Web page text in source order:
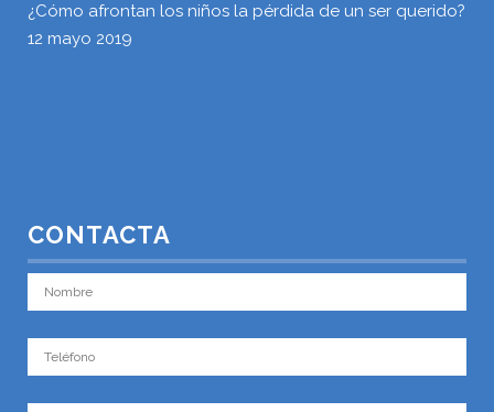
¿Cómo afrontan los niños la pérdida de un ser querido?
12 mayo 2019
CONTACTA